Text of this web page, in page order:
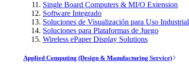
Single Board Computers & MI/O Extension
Software Integrado
Soluciones de Visualización para Uso Industrial
Soluciones para Plataformas de Juego
Wireless ePaper Display Solutions
Applied Computing (Design & Manufacturing Service)